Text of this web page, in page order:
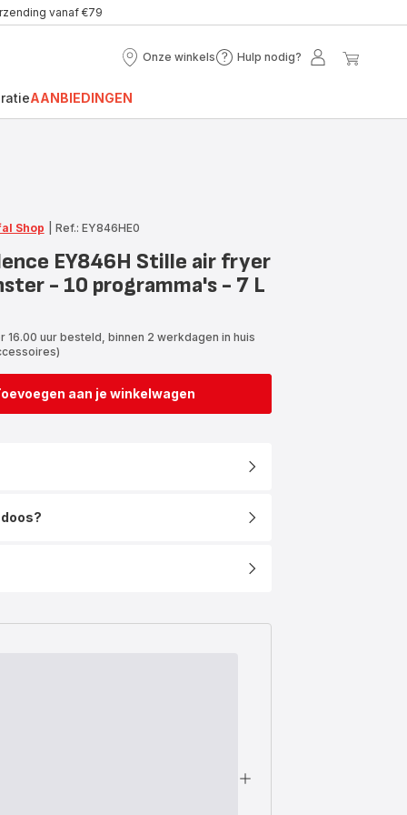
vanaf €79
Onze winkels
Onze
Hulp nodig?
Hulp
Mijn
AANBIEDINGEN
Shop Ref.: EY846HE0
EY846H Stille air fryer
- 10 programma's - 7 L
16.00 uur besteld, binnen 2 werkdagen in huis
aan je winkelwagen